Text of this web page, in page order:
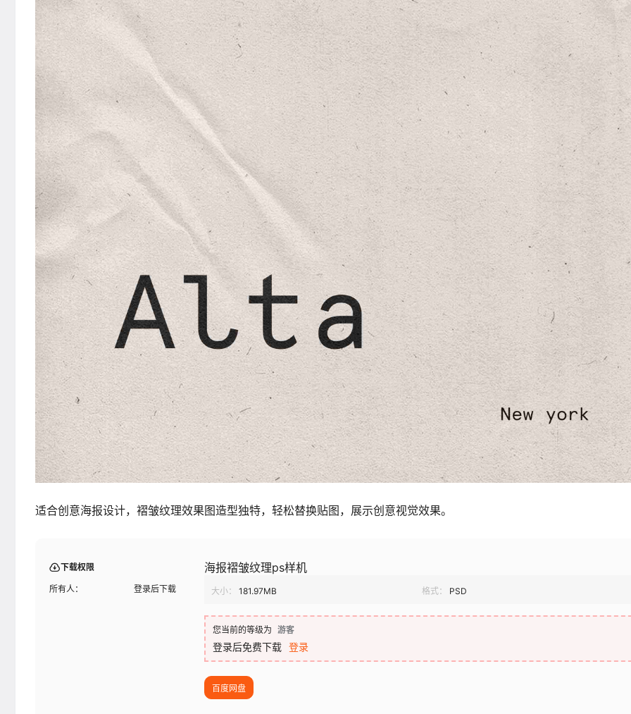
适合创意海报设计，褶皱纹理效果图造型独特，轻松替换贴图，展示创意视觉效果。
下载权限
所有人： 登录后下载
海报褶皱纹理ps样机
大小： 181.97MB 格式： PSD
您当前的等级为 游客
登录后免费下载 登录
百度网盘